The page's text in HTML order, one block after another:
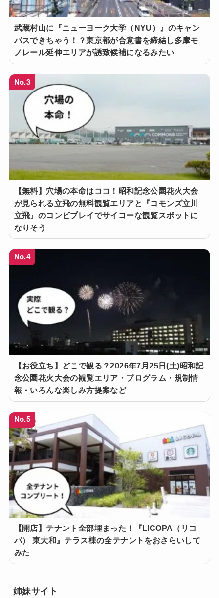
武蔵村山に『ニューヨーク大学（NYU）』のキャン
パスできちゃう！？東京都が合意書を締結し多摩モ
ノレール延伸エリアが誘致候補になるみたい
No.3
【無料】穴場の本命はココ！昭和記念公園花火大会
が見られる立飛の無料観覧エリアと『コモンズ立川
立飛』のコンビプレイでサイコーな観覧スポットに
なりそう
No.4
【お役立ち】どこで観る？2026年7月25日(土)昭和記
念公園花火大会の観覧エリア・プログラム・規制情
報・いろんな楽しみ方提案など
No.5
【開店】テナント全部埋まった！『LICOPA（リコ
パ） 東大和』テラス棟の全テナントをおさらいして
みた
姉妹サイト